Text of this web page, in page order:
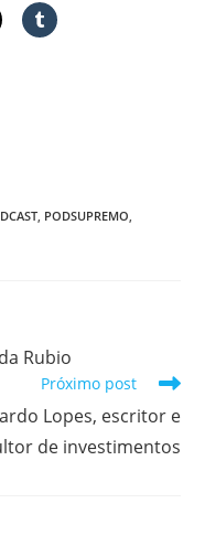
PODSUPREMO
Rubio
Próximo post
Lopes, escritor e
de investimentos